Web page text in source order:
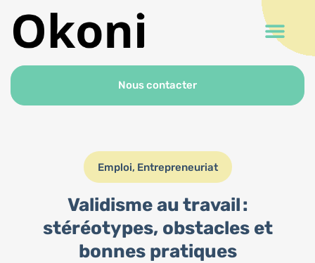
Nous contacter
Emploi, Entrepreneuriat
Validisme au travail :
stéréotypes, obstacles et
bonnes pratiques